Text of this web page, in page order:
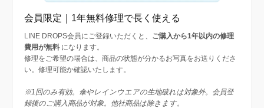
会員限定｜1年無料修理で長く使える
LINE DROPS会員にご登録いただくと、 ご購入から1年以内の修理
費用が無料 になります。
修理をご希望の場合は、商品の状態が分かるお写真をお送りくださ
い。修理可能か確認いたします。
※1回のみ有効。傘やレインウエアの生地破れは対象外。会員登
録後のご購入商品が対象。他社商品は除きます。